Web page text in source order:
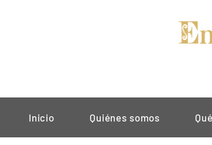
Inicio Quiénes somos